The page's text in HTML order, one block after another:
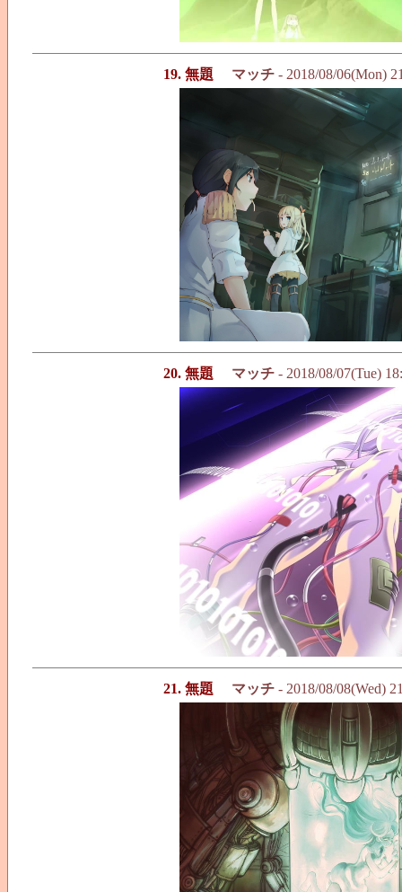
19. 無題 マッチ - 2018/08/06(Mon)
20. 無題 マッチ - 2018/08/07(Tue)
21. 無題 マッチ - 2018/08/08(Wed)